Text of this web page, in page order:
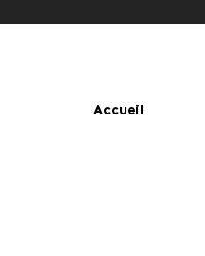
Accueil